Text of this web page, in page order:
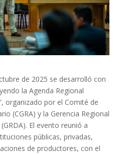
de 2025 se desarrolló con
la Agenda Regional
organizado por el Comité de
(CGRA) y la Gerencia Regional
El evento reunió a
públicas, privadas,
de productores, con el